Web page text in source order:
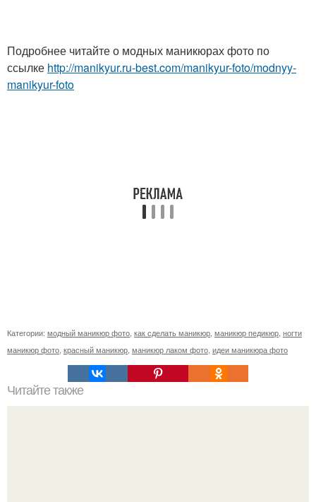
Подробнее читайте о модных маникюрах фото по
ссылке http://manikyur.ru-best.com/manikyur-foto/modnyy-
manikyur-foto
Категории: модный маникюр фото как сделать маникюр маникюр педикюр ногти
маникюр фото красный маникюр маникюр лаком фото идеи маникюра фото
Читайте также